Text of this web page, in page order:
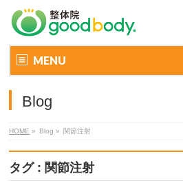
MENU
Blog
HOME » Blog » 関節注射
タグ : 関節注射